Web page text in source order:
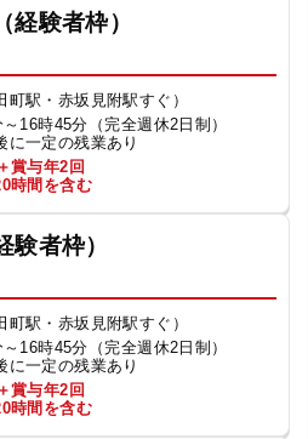
験者枠）
町駅・赤坂見附駅すぐ）
16時45分（完全週休2日制）
一定の残業あり
賞与年2回
時間を含む
者枠）
町駅・赤坂見附駅すぐ）
16時45分（完全週休2日制）
一定の残業あり
賞与年2回
時間を含む